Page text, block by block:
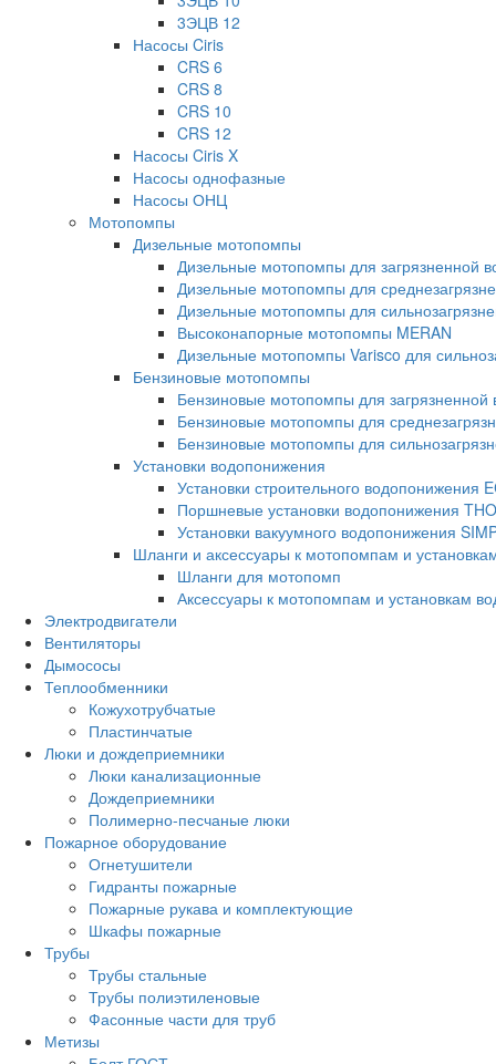
3ЭЦВ 12
Насосы Ciris
CRS 6
CRS 8
CRS 10
CRS 12
Насосы Ciris X
Насосы однофазные
Насосы ОНЦ
Мотопомпы
Дизельные мотопомпы
Дизельные мотопомпы для загрязненной
Дизельные мотопомпы для
Дизельные мотопомпы для
Высоконапорные мотопомпы MERAN
Дизельные мотопомпы Varisco для
Бензиновые мотопомпы
Бензиновые мотопомпы для загрязненной
Бензиновые мотопомпы для
Бензиновые мотопомпы для
Установки водопонижения
Установки строительного водопонижения
Поршневые установки водопонижения
Установки вакуумного водопонижения
Шланги и аксессуары к мотопомпам и
Шланги для мотопомп
Аксессуары к мотопомпам и установкам
Электродвигатели
Вентиляторы
Дымососы
Теплообменники
Кожухотрубчатые
Пластинчатые
Люки и дождеприемники
Люки канализационные
Дождеприемники
Полимерно-песчаные люки
Пожарное оборудование
Огнетушители
Гидранты пожарные
Пожарные рукава и комплектующие
Шкафы пожарные
Трубы
Трубы стальные
Трубы полиэтиленовые
Фасонные части для труб
Метизы